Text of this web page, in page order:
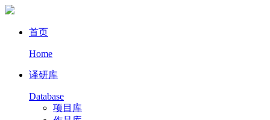
首页
Home
译研库
Database
项目库